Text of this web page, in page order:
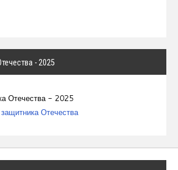
- 2025
Отечества